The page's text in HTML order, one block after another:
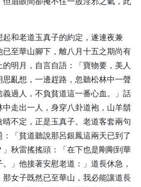
和老道玉真子的約定，遂連夜兼
至華山腳下，離八月十五之期尚有
明月，自言自語：「寶物要，美人
亂想，一邊趕路，忽聽松林中一聲
過人，不負貧道這一番心血。」話
走出一人，身穿八卦道袍，山羊鬍
不定，正是玉真子。老道客套兩句
「貧道聽說那呂銀鳳這兩天已到了
秋雷搖搖頭：「在下也是剛剛到華
」他接著安慰老道：」道長休急，
女子既然已至華山，我必能讓道長